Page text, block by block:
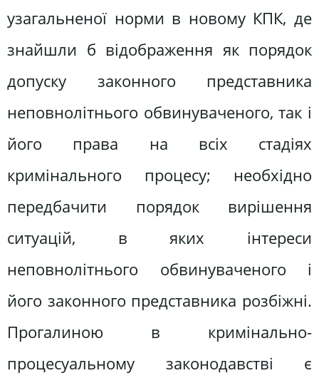
узагальненої норми в новому КПК, де
знайшли б відображення як порядок
допуску законного представника
неповнолітнього обвинуваченого, так і
його права на всіх стадіях
кримінального процесу; необхідно
передбачити порядок вирішення
ситуацій, в яких інтереси
неповнолітнього обвинуваченого і
його законного представника розбіжні.
Прогалиною в кримінально-
процесуальному законодавстві є